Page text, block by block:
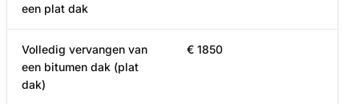
een plat dak
Volledig vervangen van
een bitumen dak (plat
dak)
€ 1850